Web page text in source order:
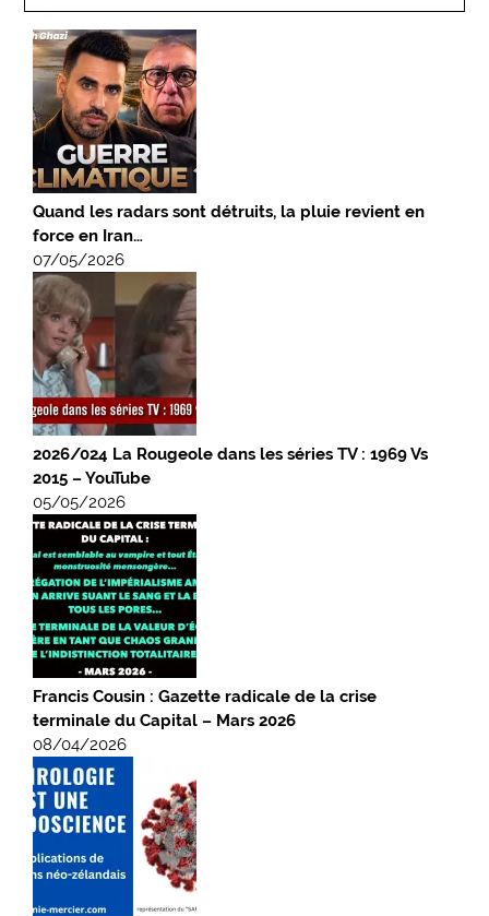
Quand les radars sont détruits, la pluie revient en
force en Iran…
07/05/2026
2026/024 La Rougeole dans les séries TV : 1969 Vs
2015 – YouTube
05/05/2026
Francis Cousin : Gazette radicale de la crise
terminale du Capital – Mars 2026
08/04/2026